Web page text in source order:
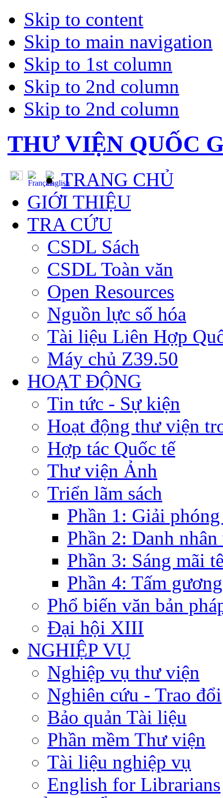
Skip to content
Skip to main navigation
Skip to 1st column
Skip to 2nd column
Skip to 2nd column
THƯ VIỆN QUỐC
TRANG CHỦ
GIỚI THIỆU
TRA CỨU
CSDL Sách
CSDL Toàn văn
Open Resources
Nguồn lực số hóa
Tài liệu Liên Hợp
Máy chủ Z39.50
HOẠT ĐỘNG
Tin tức - Sự kiện
Hoạt động thư viện
Hợp tác Quốc tế
Thư viện Ảnh
Triển lãm sách
Phần 1: Giải
Phần 2: Danh nhân
Phần 3: Sáng mãi
Phần 4: Tấm
Phổ biến văn bản
Đại hội XIII
NGHIỆP VỤ
Nghiệp vụ thư viện
Nghiên cứu - Trao đổi
Bảo quản Tài liệu
Phần mềm Thư viện
Tài liệu nghiệp vụ
English for Librarians